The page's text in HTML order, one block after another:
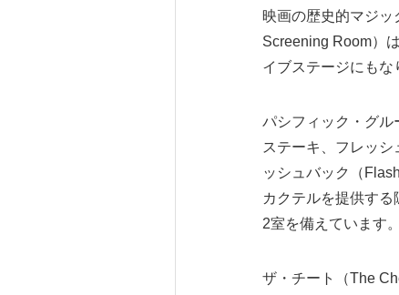
映画の歴史的マジ
Screening Room）
イブステージにもな
パシフィック・グル
ステーキ、フレッ
ッシュバック（
カクテルを提供す
2室を備えています。
ザ・チート（The